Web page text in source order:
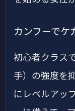
カンフーでケ
初心者クラス
手）の強度を
にレベルアッ